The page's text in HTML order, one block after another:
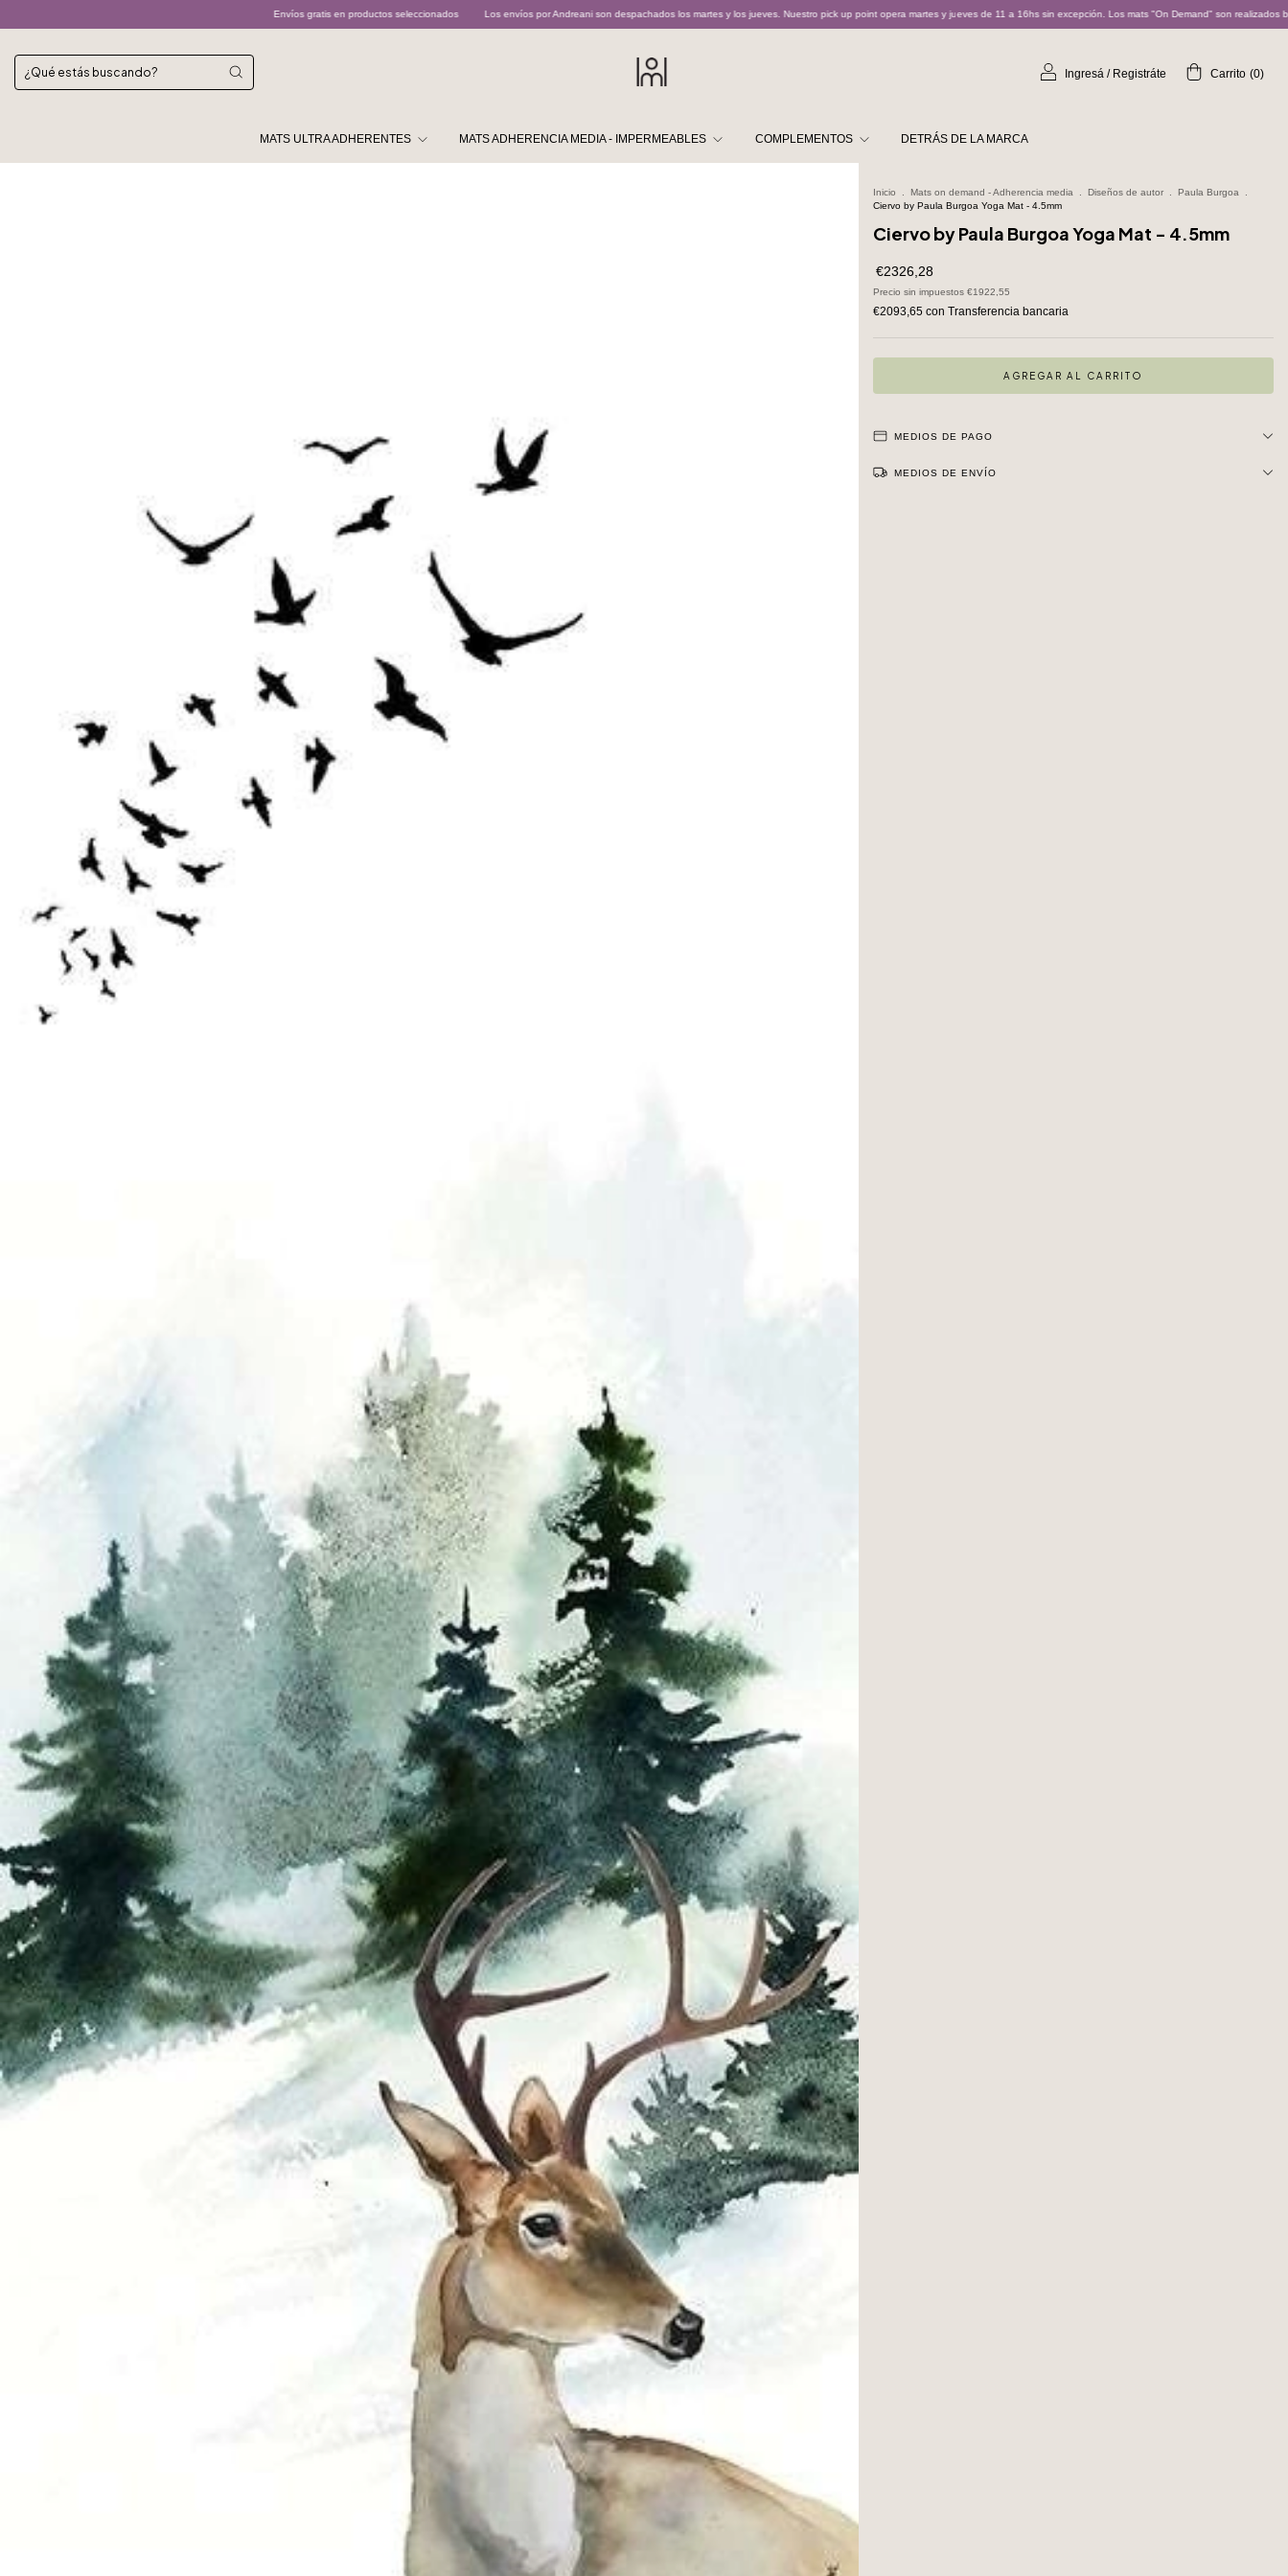
Envíos gratis en productos seleccionados Los envíos por Andreani son despachados los martes y los jueves. Nuestro pick up point opera martes y jueves de 11 a 16hs sin excepción. Los mats "On Demand" son realizados bajo pedido y pueden
Ingresá / Registráte Carrito (0)
MATS ULTRA ADHERENTES MATS ADHERENCIA MEDIA - IMPERMEABLES COMPLEMENTOS DETRÁS DE LA MARCA
Inicio Mats on demand - Adherencia media Diseños de autor Paula Burgoa
Ciervo by Paula Burgoa Yoga Mat - 4.5mm
Ciervo by Paula Burgoa Yoga Mat - 4.5mm
€2326,28
Precio sin impuestos €1922,55
€2093,65 con Transferencia bancaria
MEDIOS DE PAGO
MEDIOS DE ENVÍO